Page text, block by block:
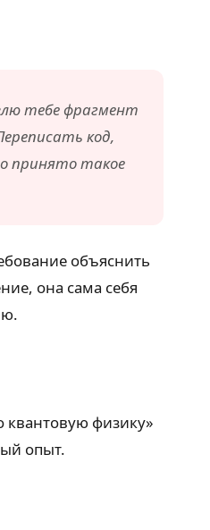
тебе фрагмент
код,
принято такое
объяснить
она сама себя
квантовую физику»
опыт.